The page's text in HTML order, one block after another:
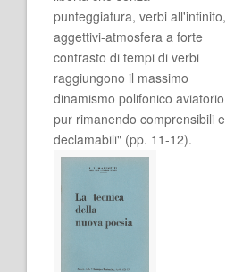
punteggiatura, verbi all'infinito,
aggettivi-atmosfera a forte
contrasto di tempi di verbi
raggiungono il massimo
dinamismo polifonico aviatorio
pur rimanendo comprensibili e
declamabili" (pp. 11-12).